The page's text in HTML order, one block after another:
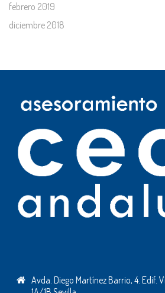
febrero 2019
diciembre 2018
Avda. Diego Martínez Barrio, 4. Edif.